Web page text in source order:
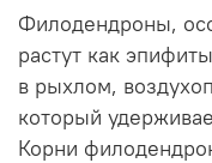
Филодендроны,
растут как
в рыхлом,
который
Корни